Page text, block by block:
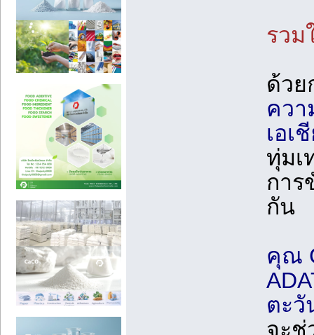
รวม
ด้ว
ควา
เอเ
ทุ่มเ
การ
กัน
คุณ
ตะวั
จะช่